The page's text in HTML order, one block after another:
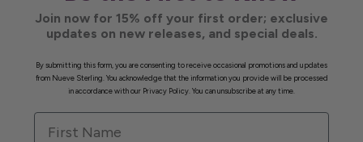
Join now for 15% off your first order; exclusive
updates on new releases, and special deals.
By submitting this form, you are consenting to receive occasional promotions and updates
from Nueve Sterling. You acknowledge that the information you provide will be processed
in accordance with our Privacy Policy. You can unsubscribe at any time.
First Name